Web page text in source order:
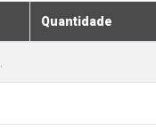
Quantidade